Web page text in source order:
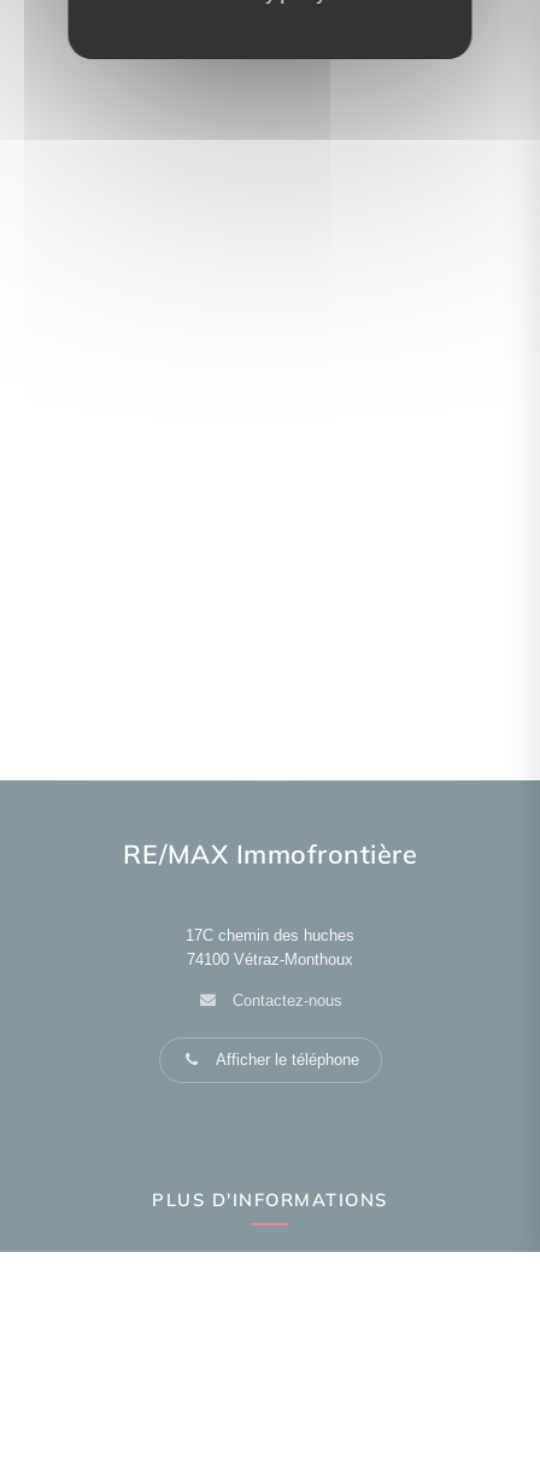
RE/MAX Immofrontière
17C chemin des huches
74100 Vétraz-Monthoux
Contactez-nous
Afficher le téléphone
PLUS D'INFORMATIONS